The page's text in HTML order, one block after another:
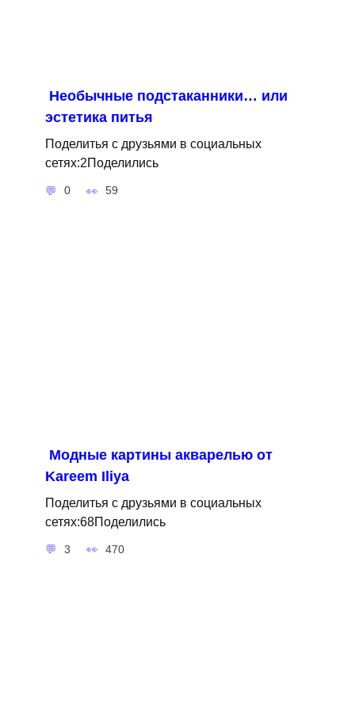
Необычные подстаканники… или
эстетика питья
Поделитья с друзьями в социальных
сетях:2Поделились
0 59
Модные картины акварелью от
Kareem Iliya
Поделитья с друзьями в социальных
сетях:68Поделились
3 470